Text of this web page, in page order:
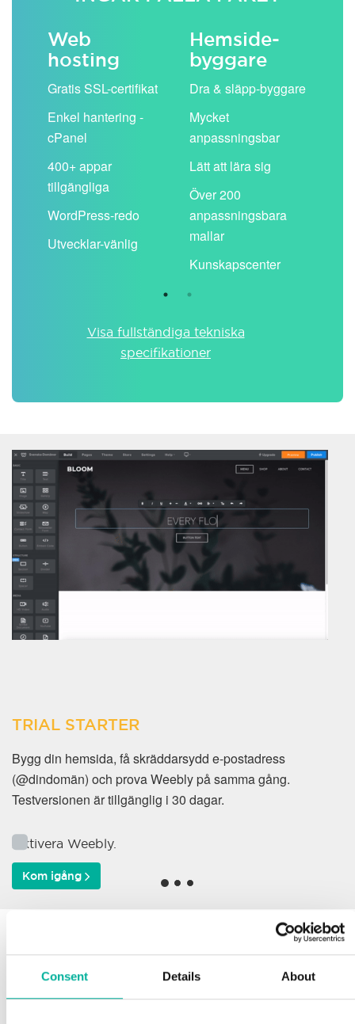
Consent Details About
Web
hosting
Gratis SSL-certifikat
Enkel hantering -
cPanel
400+ appar
tillgängliga
WordPress-redo
Utvecklar-vänlig
Hemside­
byggare
Dra & släpp-byggare
Mycket
anpassningsbar
Lätt att lära sig
Över 200
anpassningsbara
mallar
Kunskapscenter
Visa fullständiga tekniska
specifikationer
TRIAL STARTER
Bygg din hemsida, få skräddarsydd e-postadress
(@dindomän) och prova Weebly på samma gång.
Testversionen är tillgänglig i 30 dagar.
Aktivera Weebly.
Kom igång
Varför väljer våra kunder
oss?